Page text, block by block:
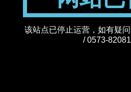
该站点已停止运营，如有疑
/ 0573-